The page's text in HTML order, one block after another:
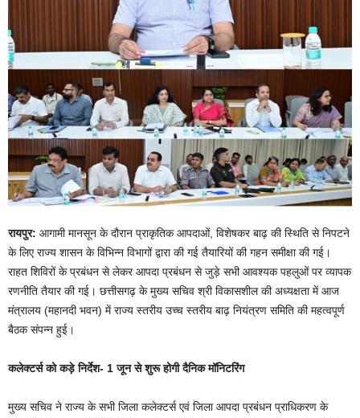
रायपुर: आगामी मानसून के दौरान प्राकृतिक आपदाओं, विशेषकर बाढ़ की स्थिति से निपटने
के लिए राज्य शासन के विभिन्न विभागों द्वारा की गई तैयारियों की गहन समीक्षा की गई।
राहत शिविरों के प्रबंधन से लेकर आपदा प्रबंधन से जुड़े सभी आवश्यक पहलुओं पर व्यापक
रणनीति तैयार की गई। छत्तीसगढ़ के मुख्य सचिव श्री विकासशील की अध्यक्षता में आज
मंत्रालय (महानदी भवन) में राज्य स्तरीय उच्च स्तरीय बाढ़ नियंत्रण समिति की महत्वपूर्ण
बैठक संपन्न हुई।
कलेक्टर्स को कड़े निर्देश- 1 जून से शुरू होगी दैनिक मॉनिटरिंग
मुख्य सचिव ने राज्य के सभी जिला कलेक्टर्स एवं जिला आपदा प्रबंधन प्राधिकरण के